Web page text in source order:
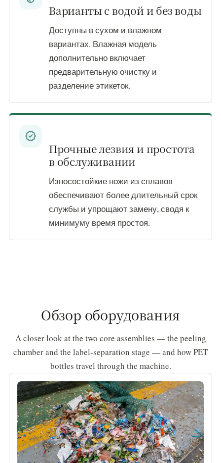
Варианты с водой и без воды
Доступны в сухом и влажном
вариантах. Влажная модель
дополнительно включает
предварительную очистку и
разделение этикеток.
verified
Прочные лезвия и простота
в обслуживании
Износостойкие ножи из сплавов
обеспечивают более длительный срок
службы и упрощают замену, сводя к
минимуму время простоя.
Обзор оборудования
A closer look at the two core assemblies — the peeling
chamber and the label-separation stage — and how PET
bottles travel through the machine.